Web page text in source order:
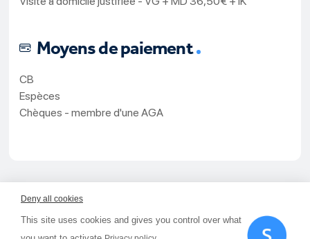
Moyens de paiement
CB
Espèces
Chèques - membre d'une AGA
Service de prise de rendez-vous par internet et de
SmartAgenda traite les données recueillies pour assurer le
This site uses cookies and gives you control over what
Deny all cookies